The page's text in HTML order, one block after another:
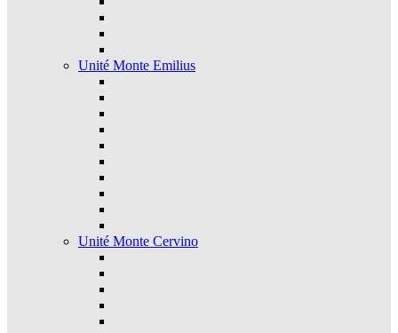
Unité Monte Emilius
Unité Monte Cervino